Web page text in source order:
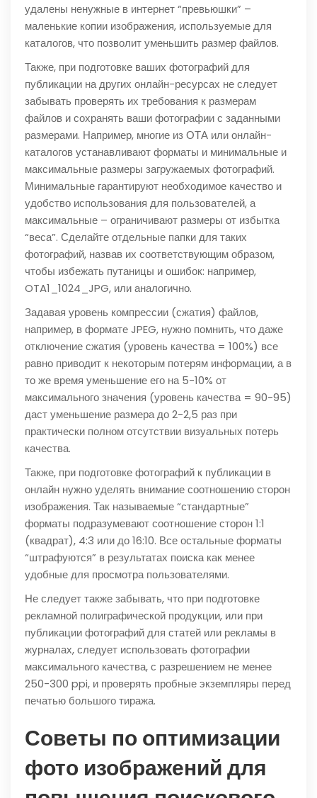
удалены ненужные в интернет “превьюшки” –
маленькие копии изображения, используемые для
каталогов, что позволит уменьшить размер файлов.
Также, при подготовке ваших фотографий для
публикации на других онлайн-ресурсах не следует
забывать проверять их требования к размерам
файлов и сохранять ваши фотографии с заданными
размерами. Например, многие из ОТА или онлайн-
каталогов устанавливают форматы и минимальные и
максимальные размеры загружаемых фотографий.
Минимальные гарантируют необходимое качество и
удобство использования для пользователей, а
максимальные – ограничивают размеры от избытка
“веса”. Сделайте отдельные папки для таких
фотографий, назвав их соответствующим образом,
чтобы избежать путаницы и ошибок: например,
OTA1_1024_JPG, или аналогично.
Задавая уровень компрессии (сжатия) файлов,
например, в формате JPEG, нужно помнить, что даже
отключение сжатия (уровень качества = 100%) все
равно приводит к некоторым потерям информации, а в
то же время уменьшение его на 5-10% от
максимального значения (уровень качества = 90-95)
даст уменьшение размера до 2-2,5 раз при
практически полном отсутствии визуальных потерь
качества.
Также, при подготовке фотографий к публикации в
онлайн нужно уделять внимание соотношению сторон
изображения. Так называемые “стандартные”
форматы подразумевают соотношение сторон 1:1
(квадрат), 4:3 или до 16:10. Все остальные форматы
“штрафуются” в результатах поиска как менее
удобные для просмотра пользователями.
Не следует также забывать, что при подготовке
рекламной полиграфической продукции, или при
публикации фотографий для статей или рекламы в
журналах, следует использовать фотографии
максимального качества, с разрешением не менее
250-300 ppi, и проверять пробные экземпляры перед
печатью большого тиража.
Советы по оптимизации
фото изображений для